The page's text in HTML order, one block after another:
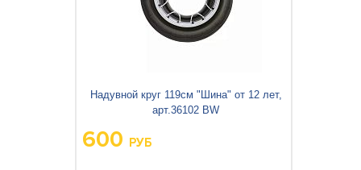
Надувной круг 119см "Шина" от 12 лет,
арт.36102 BW
600 РУБ